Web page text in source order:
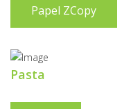
Papel ZCopy
Pasta